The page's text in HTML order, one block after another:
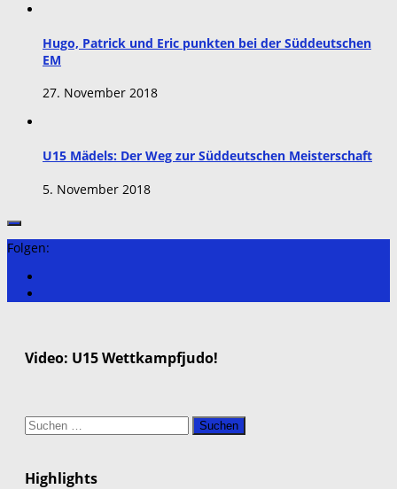
Hugo, Patrick und Eric punkten bei der Süddeutschen
EM
27. November 2018
U15 Mädels: Der Weg zur Süddeutschen Meisterschaft
5. November 2018
Folgen:
Video: U15 Wettkampfjudo!
Suchen
nach:
Highlights